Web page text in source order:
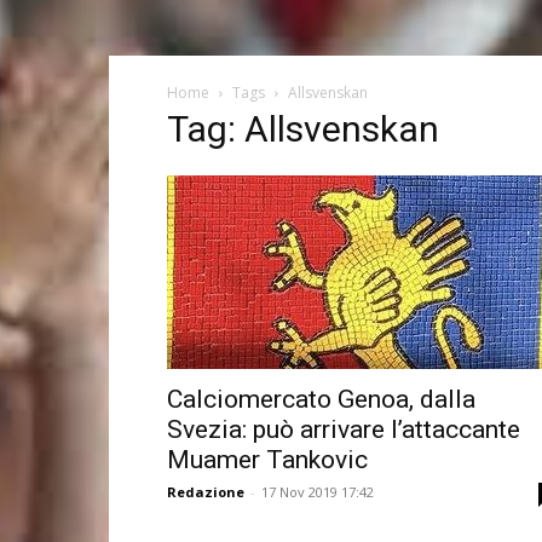
Home Tags Allsvenskan
Tag: Allsvenskan
Calciomercato Genoa, dalla
Svezia: può arrivare l’attaccante
Muamer Tankovic
Redazione - 17 Nov 2019 17:42